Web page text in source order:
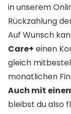
in unserem
Rückzahlung
Auf Wunsch
Care+ einen
gleich
monatlichen
Auch mit
bleibst du also